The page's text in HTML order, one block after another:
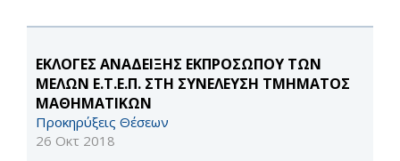
ΕΚΛΟΓΕΣ ΑΝΑΔΕΙΞΗΣ ΕΚΠΡΟΣΩΠΟΥ ΤΩΝ
ΜΕΛΩΝ Ε.Τ.Ε.Π. ΣΤΗ ΣΥΝΕΛΕΥΣΗ ΤΜΗΜΑΤΟΣ
ΜΑΘΗΜΑΤΙΚΩΝ
Προκηρύξεις Θέσεων
26 Οκτ 2018